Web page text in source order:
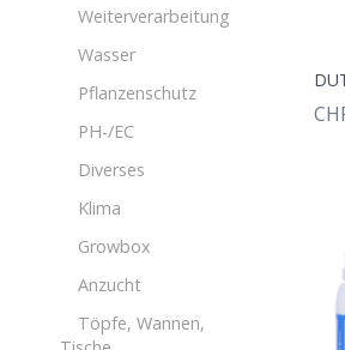
Weiterverarbeitung
Wasser
Pflanzenschutz
PH-/EC
Diverses
Klima
Growbox
Anzucht
Töpfe, Wannen,